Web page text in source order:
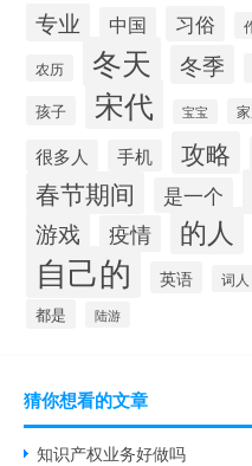
专业 中国 习俗
农历 冬天 冬季
孩子 宋代 宝宝
很多人 手机 攻略
春节期间 是一个
游戏 疫情 的人
自己的 英语 词人
都是 陆游
猜你想看的文章
知识产权业务好做吗